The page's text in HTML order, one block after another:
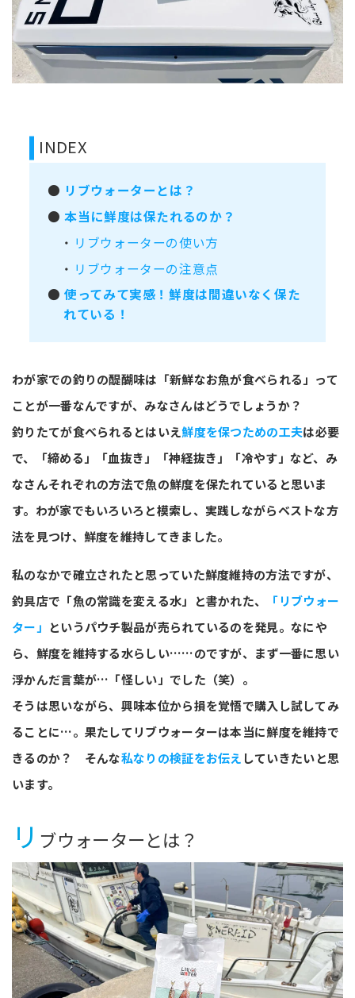
INDEX
● リブウォーターとは？
●本当に鮮度は保たれるのか？
・ リブウォーターの使い方
・ リブウォーターの注意点
●使ってみて実感！鮮度は間違いなく保た
れている！
わが家での釣りの醍醐味は「新鮮なお魚が食べられる」って
ことが一番なんですが、みなさんはどうでしょうか？
釣りたてが食べられるとはいえ鮮度を保つための工夫は必要
で、「締める」「血抜き」「神経抜き」「冷やす」など、み
なさんそれぞれの方法で魚の鮮度を保たれていると思いま
す。わが家でもいろいろと模索し、実践しながらベストな方
法を見つけ、鮮度を維持してきました。
私のなかで確立されたと思っていた鮮度維持の方法ですが、
釣具店で「魚の常識を変える水」と書かれた、
「リブウォー
ター」 というパウチ製品が売られているのを発見。なにや
ら、鮮度を維持する水らしい……のですが、まず一番に思い
浮かんだ言葉が…「怪しい」でした（笑）。
そうは思いながら、興味本位から損を覚悟で購入し試してみ
ることに…。果たしてリブウォーターは本当に鮮度を維持で
きるのか？ そんな私なりの検証をお伝え していきたいと思
います。
リ ブウォーターとは？